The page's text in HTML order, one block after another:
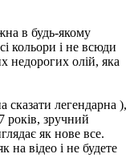
в будь-якому
кольори і не всюди
недорогих олій, яка
сказати легендарна ),
років, зручний
як нове все.
на відео і не будете